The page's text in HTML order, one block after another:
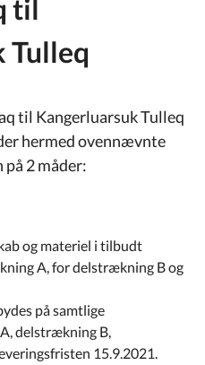
til
Tulleq
til Kangerluarsuk Tulleq
hermed ovennævnte
2 måder:
og materiel i tilbudt
A, for delstrækning B og
på samtlige
delstrækning B,
15.9.2021.